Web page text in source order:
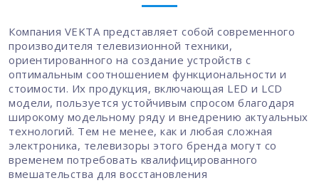
Компания VEKTA представляет собой современного
производителя телевизионной техники,
ориентированного на создание устройств с
оптимальным соотношением функциональности и
стоимости. Их продукция, включающая LED и LCD
модели, пользуется устойчивым спросом благодаря
широкому модельному ряду и внедрению актуальных
технологий. Тем не менее, как и любая сложная
электроника, телевизоры этого бренда могут со
временем потребовать квалифицированного
вмешательства для восстановления